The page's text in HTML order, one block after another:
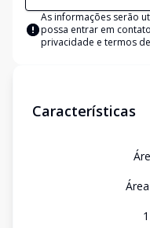
As informações serão
possa entrar em
privacidade e termos
Características
1